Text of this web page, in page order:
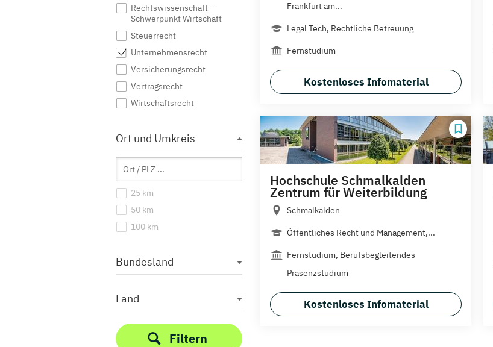
Rechtswissenschaft -
Schwerpunkt Wirtschaft
Steuerrecht
Unternehmensrecht
Versicherungsrecht
Vertragsrecht
Wirtschaftsrecht
Ort und Umkreis
25 km
50 km
100 km
Bundesland
Land
Filtern
Frankfurt am...
Legal Tech, Rechtliche Betreuung
Fernstudium
Kostenloses Infomaterial
Hochschule Schmalkalden
Zentrum für Weiterbildung
Schmalkalden
Öffentliches Recht und Management,...
Fernstudium, Berufsbegleitendes
Präsenzstudium
Kostenloses Infomaterial